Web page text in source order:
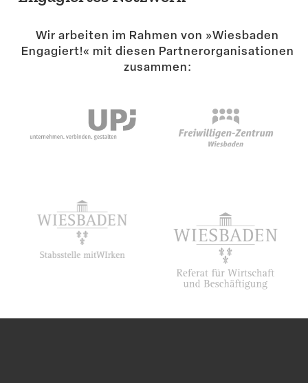
Wir arbeiten im Rahmen von »Wiesbaden
Engagiert!« mit diesen Partner­or­ga­ni­sa­tionen
zusammen: